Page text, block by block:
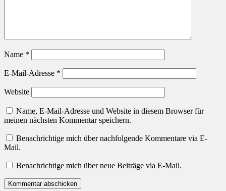
Name *
E-Mail-Adresse *
Website
Name, E-Mail-Adresse und Website in diesem Browser für
meinen nächsten Kommentar speichern.
Benachrichtige mich über nachfolgende Kommentare via E-
Mail.
Benachrichtige mich über neue Beiträge via E-Mail.